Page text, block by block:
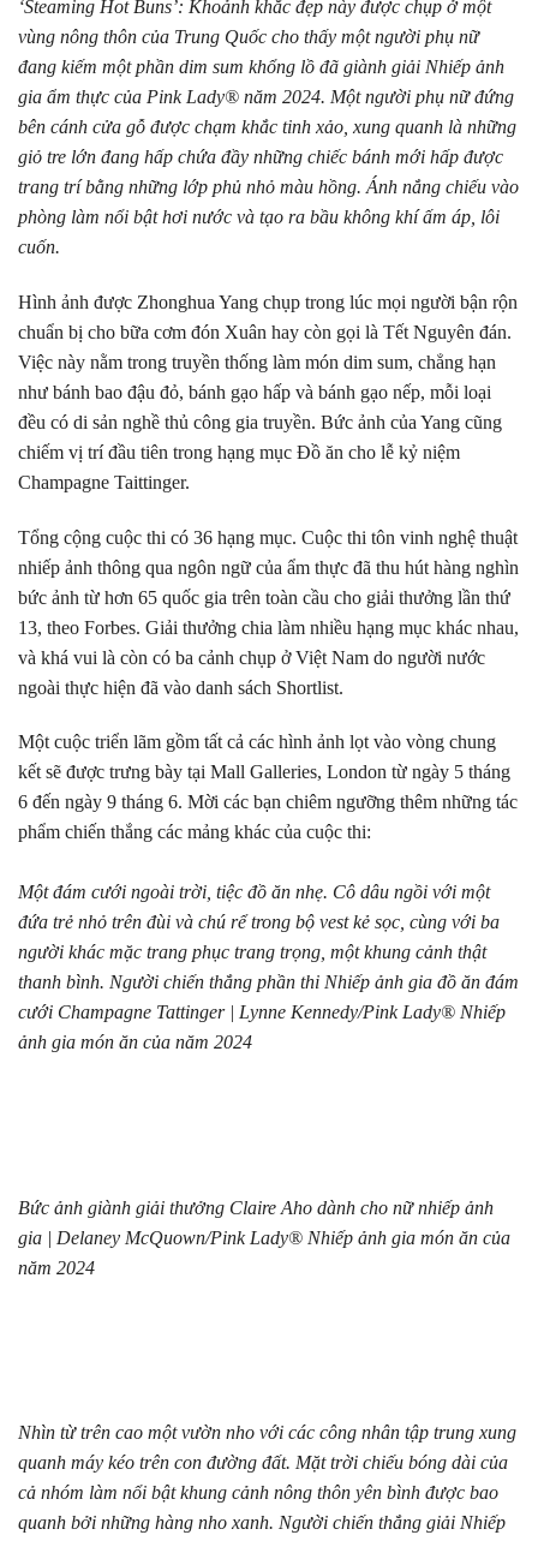
‘Steaming Hot Buns’: Khoảnh khắc đẹp này được chụp ở một
vùng nông thôn của Trung Quốc cho thấy một người phụ nữ
đang kiếm một phần dim sum khổng lồ đã giành giải Nhiếp ảnh
gia ẩm thực của Pink Lady® năm 2024. Một người phụ nữ đứng
bên cánh cửa gỗ được chạm khắc tinh xảo, xung quanh là những
giỏ tre lớn đang hấp chứa đầy những chiếc bánh mới hấp được
trang trí bằng những lớp phủ nhỏ màu hồng. Ánh nắng chiếu vào
phòng làm nổi bật hơi nước và tạo ra bầu không khí ấm áp, lôi
cuốn.
Hình ảnh được Zhonghua Yang chụp trong lúc mọi người bận rộn
chuẩn bị cho bữa cơm đón Xuân hay còn gọi là Tết Nguyên đán.
Việc này nằm trong truyền thống làm món dim sum, chẳng hạn
như bánh bao đậu đỏ, bánh gạo hấp và bánh gạo nếp, mỗi loại
đều có di sản nghề thủ công gia truyền. Bức ảnh của Yang cũng
chiếm vị trí đầu tiên trong hạng mục Đồ ăn cho lễ kỷ niệm
Champagne Taittinger.
Tổng cộng cuộc thi có 36 hạng mục. Cuộc thi tôn vinh nghệ thuật
nhiếp ảnh thông qua ngôn ngữ của ẩm thực đã thu hút hàng nghìn
bức ảnh từ hơn 65 quốc gia trên toàn cầu cho giải thưởng lần thứ
13, theo Forbes. Giải thưởng chia làm nhiều hạng mục khác nhau,
và khá vui là còn có ba cảnh chụp ở Việt Nam do người nước
ngoài thực hiện đã vào danh sách Shortlist.
Một cuộc triển lãm gồm tất cả các hình ảnh lọt vào vòng chung
kết sẽ được trưng bày tại Mall Galleries, London từ ngày 5 tháng
6 đến ngày 9 tháng 6. Mời các bạn chiêm ngưỡng thêm những tác
phẩm chiến thắng các mảng khác của cuộc thi:
Một đám cưới ngoài trời, tiệc đồ ăn nhẹ. Cô dâu ngồi với một
đứa trẻ nhỏ trên đùi và chú rể trong bộ vest kẻ sọc, cùng với ba
người khác mặc trang phục trang trọng, một khung cảnh thật
thanh bình. Người chiến thắng phần thi Nhiếp ảnh gia đồ ăn đám
cưới Champagne Tattinger | Lynne Kennedy/Pink Lady® Nhiếp
ảnh gia món ăn của năm 2024
Bức ảnh giành giải thưởng Claire Aho dành cho nữ nhiếp ảnh
gia | Delaney McQuown/Pink Lady® Nhiếp ảnh gia món ăn của
năm 2024
Nhìn từ trên cao một vườn nho với các công nhân tập trung xung
quanh máy kéo trên con đường đất. Mặt trời chiếu bóng dài của
cả nhóm làm nổi bật khung cảnh nông thôn yên bình được bao
quanh bởi những hàng nho xanh. Người chiến thắng giải Nhiếp